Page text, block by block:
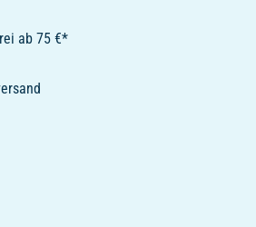
ab 75 €*